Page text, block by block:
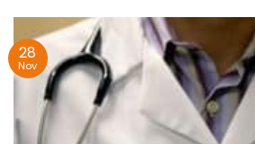
28
Nov